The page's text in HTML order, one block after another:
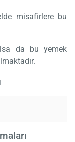
misafirlere bu
da bu yemek